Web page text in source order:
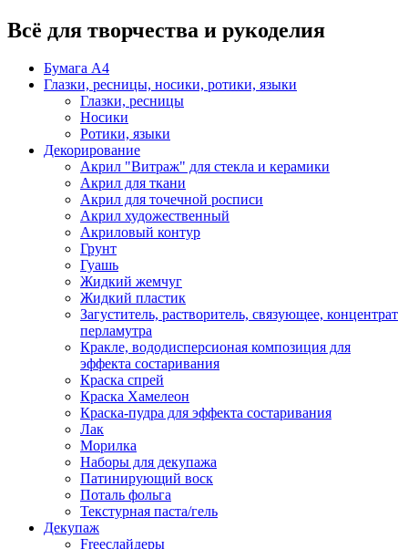
Всё для творчества и рукоделия
Бумага А4
Глазки, ресницы, носики, ротики, языки
Глазки, ресницы
Носики
Ротики, языки
Декорирование
Акрил "Витраж" для стекла и керамики
Акрил для ткани
Акрил для точечной росписи
Акрил художественный
Акриловый контур
Грунт
Гуашь
Жидкий жемчуг
Жидкий пластик
Загуститель, растворитель, связующее, концентрат
перламутра
Кракле, вододисперсионая композиция для
эффекта состаривания
Краска спрей
Краска Хамелеон
Краска-пудра для эффекта состаривания
Лак
Морилка
Наборы для декупажа
Патинирующий воск
Поталь фольга
Текстурная паста/гель
Декупаж
Freeслайдеры